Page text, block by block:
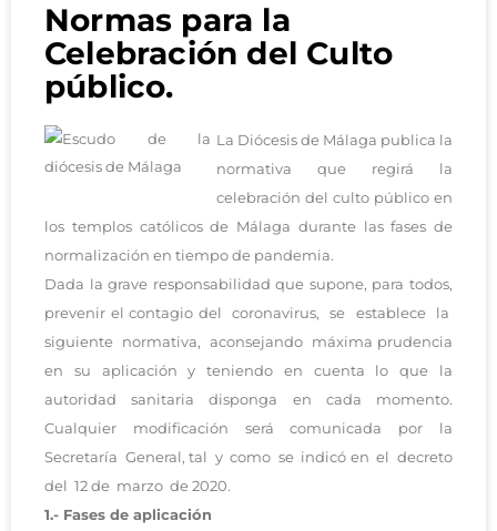
Normas para la
Celebración del Culto
público.
La Diócesis de Málaga publica la
normativa que regirá la
celebración del culto público en
los templos católicos de Málaga durante las fases de
normalización en tiempo de pandemia.
Dada la grave responsabilidad que supone, para todos,
prevenir el contagio del coronavirus, se establece la
siguiente normativa, aconsejando máxima prudencia
en su aplicación y teniendo en cuenta lo que la
autoridad sanitaria disponga en cada momento.
Cualquier modificación será comunicada por la
Secretaría General, tal y como se indicó en el decreto
del 12 de marzo de 2020.
1.- Fases de aplicación